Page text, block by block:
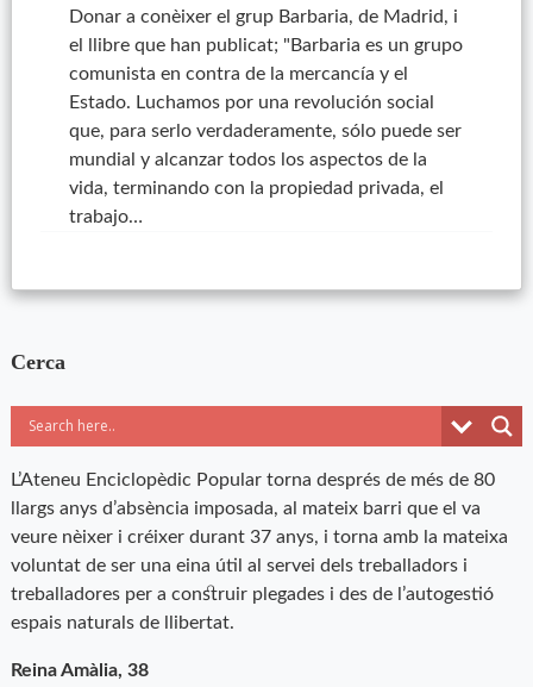
Donar a conèixer el grup Barbaria, de Madrid, i
el llibre que han publicat; "Barbaria es un grupo
comunista en contra de la mercancía y el
Estado. Luchamos por una revolución social
que, para serlo verdaderamente, sólo puede ser
mundial y alcanzar todos los aspectos de la
vida, terminando con la propiedad privada, el
trabajo…
Cerca
L’Ateneu Enciclopèdic Popular torna després de més de 80
llargs anys d’absència imposada, al mateix barri que el va
veure nèixer i créixer durant 37 anys, i torna amb la mateixa
voluntat de ser una eina útil al servei dels treballadors i
treballadores per a construir plegades i des de l’autogestió
espais naturals de llibertat.
Reina Amàlia, 38